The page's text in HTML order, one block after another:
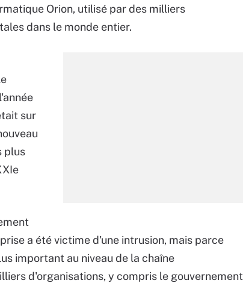
Orion, utilisé par des milliers
dans le monde entier.
sur
plus
a été victime d'une intrusion, mais parce
important au niveau de la chaîne
d'organisations, y compris le gouvernement